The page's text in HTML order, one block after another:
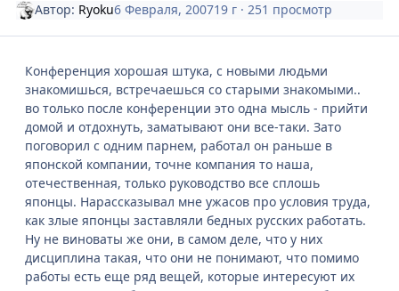
Автор: Ryoku6 Февраля, 200719 г · 251 просмотр
Конференция хорошая штука, с новыми людьми
знакомишься, встречаешься со старыми знакомыми..
во только после конференции это одна мысль - прийти
домой и отдохнуть, заматывают они все-таки. Зато
поговорил с одним парнем, работал он раньше в
японской компании, точне компания то наша,
отечественная, только руководство все сплошь
японцы. Нарассказывал мне ужасов про условия труда,
как злые японцы заставляли бедных русских работать.
Ну не виноваты же они, в самом деле, что у них
дисциплина такая, что они не понимают, что помимо
работы есть еще ряд вещей, которые интересуют их